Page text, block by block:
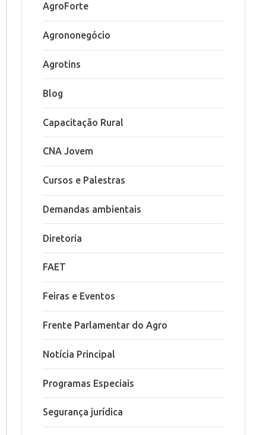
AgroForte
Agrononegócio
Agrotins
Blog
Capacitação Rural
CNA Jovem
Cursos e Palestras
Demandas ambientais
Diretoria
FAET
Feiras e Eventos
Frente Parlamentar do Agro
Notícia Principal
Programas Especiais
Segurança jurídica